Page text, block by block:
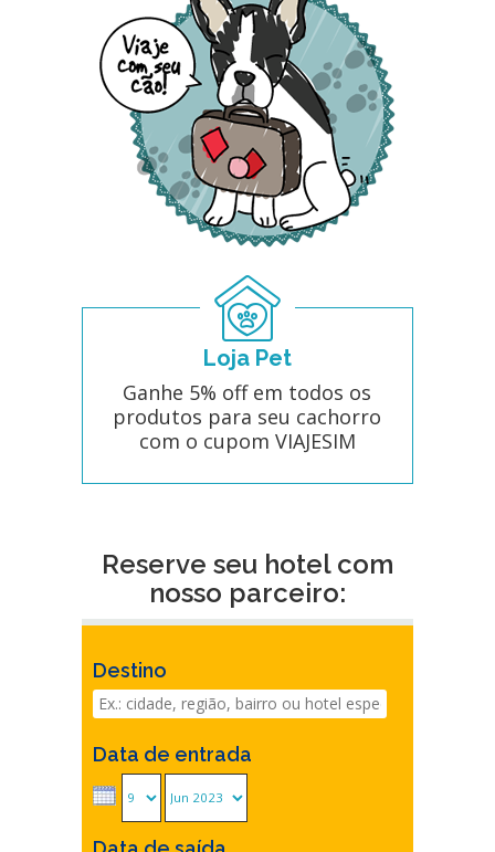
Loja Pet
Ganhe 5% off em todos os
produtos para seu cachorro
com o cupom VIAJESIM
Reserve seu hotel com
nosso parceiro:
Destino
Data de entrada